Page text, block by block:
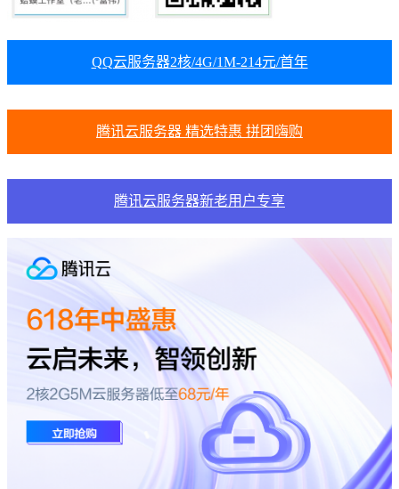
QQ云服务器2核/4G/1M-214元/首年
腾讯云服务器 精选特惠 拼团嗨购
腾讯云服务器新老用户专享